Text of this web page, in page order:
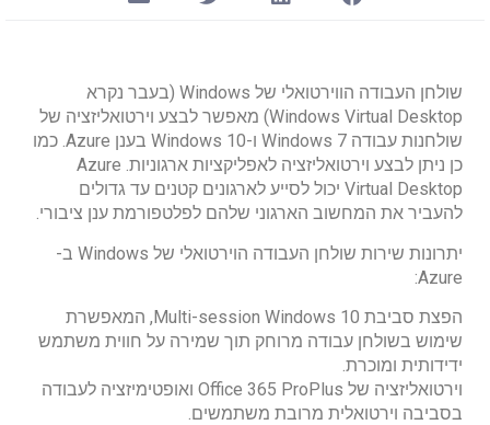
שולחן העבודה הווירטואלי של Windows (בעבר נקרא
Windows Virtual Desktop) מאפשר לבצע וירטואליזציה של
שולחנות עבודה Windows 7 ו-Windows 10 בענן Azure. כמו
כן ניתן לבצע וירטואליזציה לאפליקציות ארגוניות. Azure
Virtual Desktop יכול לסייע לארגונים קטנים עד גדולים
להעביר את המחשוב הארגוני שלהם לפלטפורמת ענן ציבורי.
יתרונות שירות שולחן העבודה הוירטואלי של Windows ב-
Azure:
הפצת סביבת Multi-session Windows 10, המאפשרת
שימוש בשולחן עבודה מרוחק תוך שמירה על חווית משתמש
ידידותית ומוכרת.
וירטואליזציה של Office 365 ProPlus ואופטימיזציה לעבודה
בסביבה וירטואלית מרובת משתמשים.